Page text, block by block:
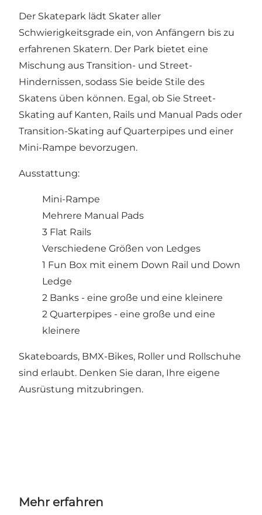
Der Skatepark lädt Skater aller
Schwierigkeitsgrade ein, von Anfängern bis zu
erfahrenen Skatern. Der Park bietet eine
Mischung aus Transition- und Street-
Hindernissen, sodass Sie beide Stile des
Skatens üben können. Egal, ob Sie Street-
Skating auf Kanten, Rails und Manual Pads oder
Transition-Skating auf Quarterpipes und einer
Mini-Rampe bevorzugen.
Ausstattung:
Mini-Rampe
Mehrere Manual Pads
3 Flat Rails
Verschiedene Größen von Ledges
1 Fun Box mit einem Down Rail und Down
Ledge
2 Banks - eine große und eine kleinere
2 Quarterpipes - eine große und eine
kleinere
Skateboards, BMX-Bikes, Roller und Rollschuhe
sind erlaubt. Denken Sie daran, Ihre eigene
Ausrüstung mitzubringen.
Mehr erfahren